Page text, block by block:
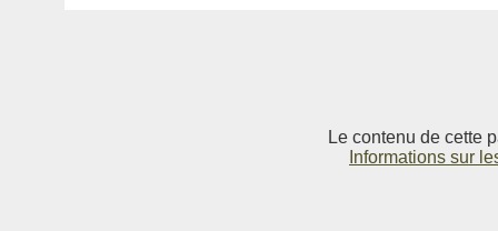
Le contenu de cette
Informations sur